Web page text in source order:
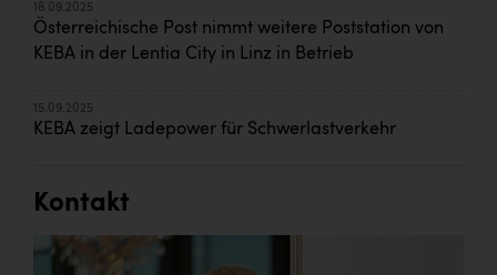
18.09.2025
Österreichische Post nimmt weitere Poststation von
KEBA in der Lentia City in Linz in Betrieb
15.09.2025
KEBA zeigt Ladepower für Schwerlastverkehr
Kontakt